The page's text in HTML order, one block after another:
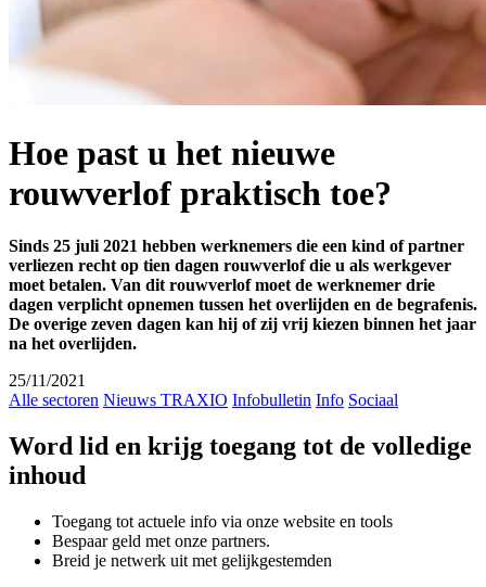
Hoe past u het nieuwe
rouwverlof praktisch toe?
Sinds 25 juli 2021 hebben werknemers die een kind of partner
verliezen recht op tien dagen rouwverlof die u als werkgever
moet betalen. Van dit rouwverlof moet de werknemer drie
dagen verplicht opnemen tussen het overlijden en de begrafenis.
De overige zeven dagen kan hij of zij vrij kiezen binnen het jaar
na het overlijden.
25/11/2021
Alle sectoren Nieuws TRAXIO Infobulletin Info Sociaal
Word lid en krijg toegang tot de volledige
inhoud
Toegang tot actuele info via onze website en tools
Bespaar geld met onze partners.
Breid je netwerk uit met gelijkgestemden